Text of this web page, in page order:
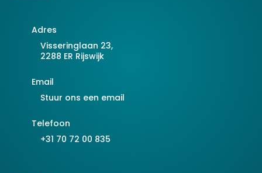
Adres
Visseringlaan 23,
2288 ER Rijswijk
Email
Stuur ons een email
Telefoon
+31 70 72 00 835